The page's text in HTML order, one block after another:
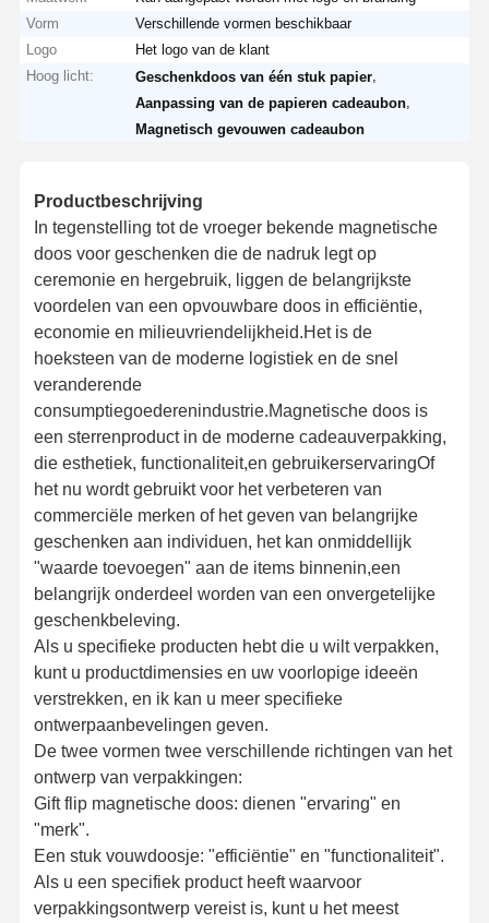
Vorm
Verschillende vormen beschikbaar
Logo
Het logo van de klant
Hoog licht:
Geschenkdoos van één stuk papier
Aanpassing van de papieren cadeaubon
Magnetisch gevouwen cadeaubon
Productbeschrijving
In tegenstelling tot de vroeger bekende magnetische
doos voor geschenken die de nadruk legt op
ceremonie en hergebruik, liggen de belangrijkste
voordelen van een opvouwbare doos in efficiëntie,
economie en milieuvriendelijkheid.Het is de
hoeksteen van de moderne logistiek en de snel
veranderende
consumptiegoederenindustrie.Magnetische doos is
een sterrenproduct in de moderne cadeauverpakking,
die esthetiek, functionaliteit,en gebruikerservaringOf
het nu wordt gebruikt voor het verbeteren van
commerciële merken of het geven van belangrijke
geschenken aan individuen, het kan onmiddellijk
"waarde toevoegen" aan de items binnenin,een
belangrijk onderdeel worden van een onvergetelijke
geschenkbeleving.
Als u specifieke producten hebt die u wilt verpakken,
kunt u productdimensies en uw voorlopige ideeën
verstrekken, en ik kan u meer specifieke
ontwerpaanbevelingen geven.
De twee vormen twee verschillende richtingen van het
ontwerp van verpakkingen:
Gift flip magnetische doos: dienen "ervaring" en
"merk".
Een stuk vouwdoosje: "efficiëntie" en "functionaliteit".
Als u een specifiek product heeft waarvoor
verpakkingsontwerp vereist is, kunt u het meest